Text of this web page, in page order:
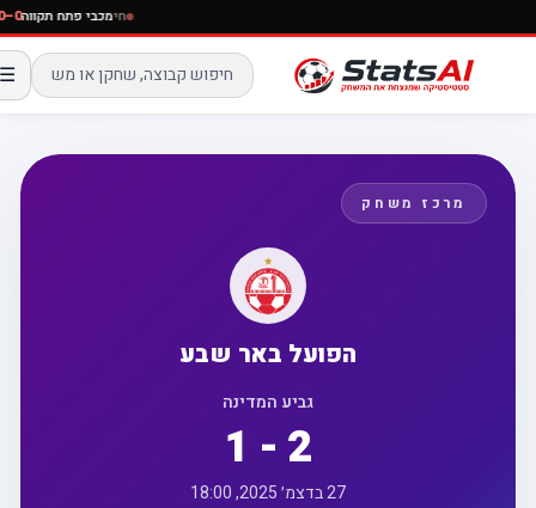
חימכבי פתח תקווה
☰
מרכז משחק
הפועל באר שבע
גביע המדינה
1 - 2
27 בדצמ׳ 2025, 18:00